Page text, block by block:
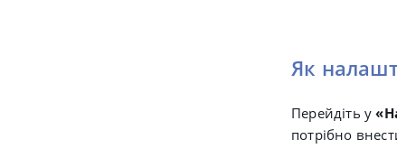
Як
Перейдіть у«
потрібно